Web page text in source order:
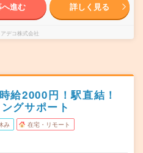
へ進む 詳しく見る
アデコ株式会社
給2000円！駅直結！
グサポート
み 在宅・リモート